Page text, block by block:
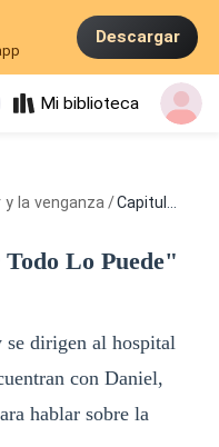
Descargar
Mi biblioteca
la venganza /Capitulo 22: "El Amor Todo Lo Puede"
Lo Puede"
se dirigen al hospital
con Daniel,
hablar sobre la